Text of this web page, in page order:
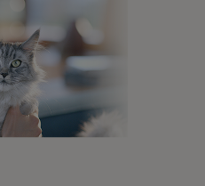
descuentos y ofertas de
marcas.​
a Purina y empieza